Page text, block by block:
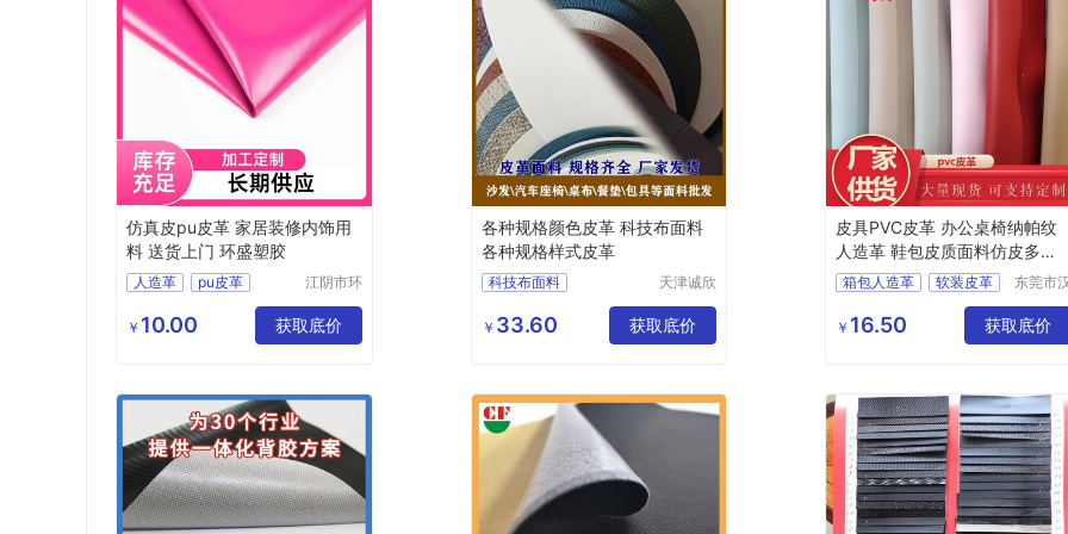
仿真皮pu皮革 家居装修内饰用
料 送货上门 环盛塑胶
人造革
pu皮革
PU透气皮革
江阴市环
限公司
￥ 10.00 获取底价
各种规格颜色皮革 科技布面料
各种规格样式皮革
科技布面料
各种规格样式皮革
天津诚欣
有限公司
￥ 33.60 获取底价
皮具PVC皮革 办公桌椅纳帕纹
人造革 鞋包皮质面料仿皮多色
西皮
箱包人造革
软装皮革
汽车内饰PVC皮革
东莞市
限公司
￥ 16.50 获取底价